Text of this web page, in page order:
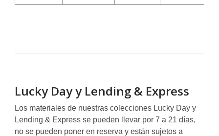
Lucky Day y Lending & Express
Los materiales de nuestras colecciones Lucky Day y
Lending & Express se pueden llevar por 7 a 21 días,
no se pueden poner en reserva y están sujetos a